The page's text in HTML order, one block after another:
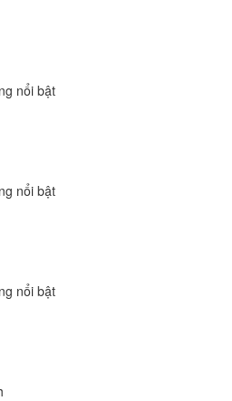
nổi bật
nổi bật
nổi bật